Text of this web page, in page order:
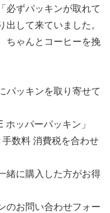
必ずパッキンが取れて
して来ていました。
ちゃんとコーヒーを挽
パッキンを取り寄せて
ッパーパッキン」
数料 消費税を合わせ
緒に購入した方がお得
のお問い合わせフォー